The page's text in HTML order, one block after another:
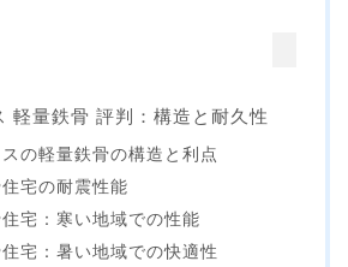
軽量鉄骨 評判：構造と耐久性
の軽量鉄骨の構造と利点
宅の耐震性能
宅：寒い地域での性能
宅：暑い地域での快適性